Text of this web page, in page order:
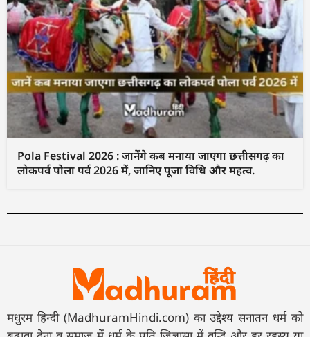
Pola Festival 2026 : जानेंगे कब मनाया जाएगा छत्तीसगढ़ का
लोकपर्व पोला पर्व 2026 में, जानिए पूजा विधि और महत्व.
मधुरम हिन्दी (MadhuramHindi.com) का उद्देश्य सनातन धर्म को